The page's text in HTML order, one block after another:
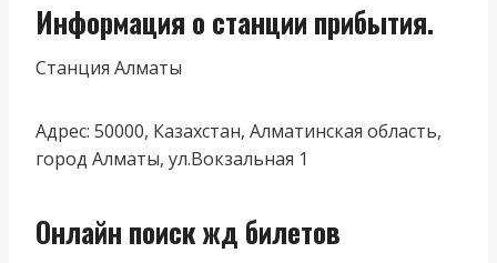
Информация о станции прибытия.
Станция Алматы
Адрес: 50000, Казахстан, Алматинская область,
город Алматы, ул.Вокзальная 1
Онлайн поиск жд билетов